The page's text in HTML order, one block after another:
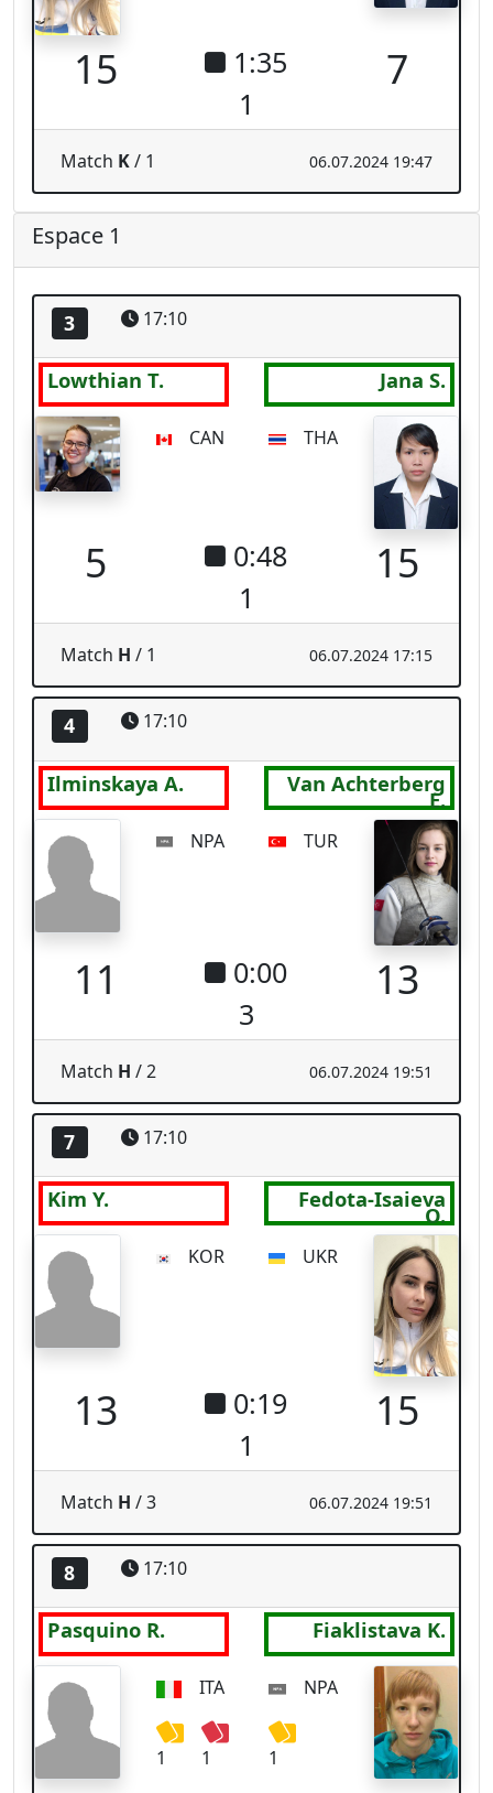
MatchK 06.07.2024 19:47
Espace 1
3 17:10
Lowthian T.
CAN THA
5
0:48
15
MatchH 06.07.2024 17:15
Ilminskaya A. Van Achterberg
11
0:00
13
MatchH/ 2 06.07.2024 19:51
Kim Y. Fedota-Isaieva
O.
KOR
13
1
15
Match H/ 3
8 17:10
Pasquino R. Fiaklistava K.
1 1
15
1:19
14
Match H/ 4
Espace 2
Makrytskaya A. Jana S.